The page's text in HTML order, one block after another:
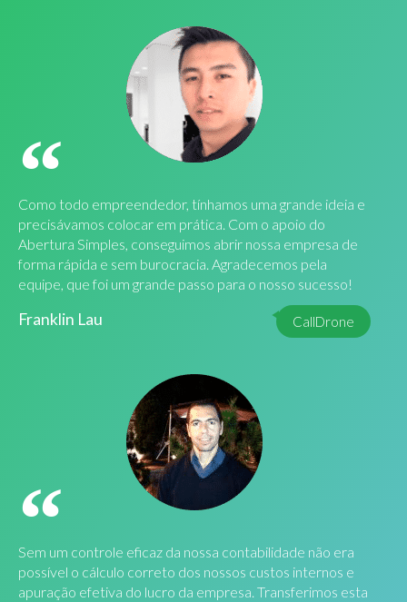
Como todo empreendedor, tínhamos uma grande ideia e
precisávamos colocar em prática. Com o apoio do
Abertura Simples, conseguimos abrir nossa empresa de
forma rápida e sem burocracia. Agradecemos pela
equipe, que foi um grande passo para o nosso sucesso!
Franklin Lau CallDrone
Sem um controle eficaz da nossa contabilidade não era
possível o cálculo correto dos nossos custos internos e
apuração efetiva do lucro da empresa. Transferimos esta